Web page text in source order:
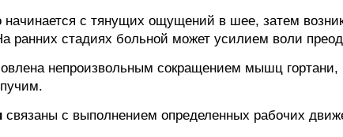
начинается с тянущих ощущений в шее, затем
ранних стадиях больной может усилием воли
непроизвольным сокращением мышц гортани,
связаны с выполнением определенных рабочих